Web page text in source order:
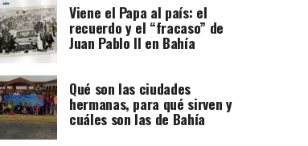
Viene el Papa al país: el
recuerdo y el “fracaso” de
Juan Pablo II en Bahía
Qué son las ciudades
hermanas, para qué sirven y
cuáles son las de Bahía